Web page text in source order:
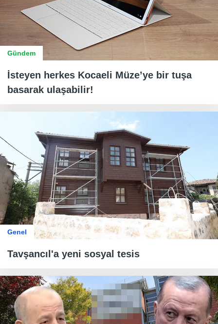
Gündem
İsteyen herkes Kocaeli Müze’ye bir tuşa
basarak ulaşabilir!
Genel
Tavşancıl'a yeni sosyal tesis